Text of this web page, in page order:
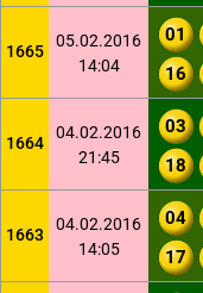
1665
05.02.2016
14:04
01
16
1664
04.02.2016
21:45
03
18
1663
04.02.2016
14:05
04
17